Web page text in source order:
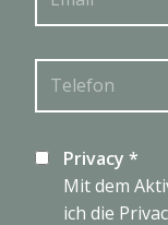
Privacy *
Mit dem
ich die